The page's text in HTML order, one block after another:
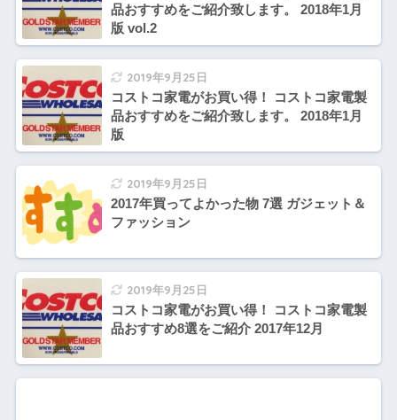
品おすすめをご紹介致します。 2018年1月
版 vol.2
2019年9月25日
コストコ家電がお買い得！ コストコ家電製
品おすすめをご紹介致します。 2018年1月
版
2019年9月25日
2017年買ってよかった物 7選 ガジェット＆
ファッション
2019年9月25日
コストコ家電がお買い得！ コストコ家電製
品おすすめ8選をご紹介 2017年12月